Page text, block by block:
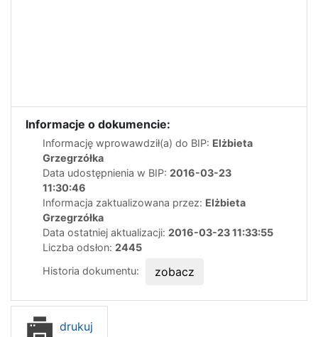
Informacje o dokumencie:
Informację wprowawdził(a) do BIP: Elżbieta
Grzegrzółka
Data udostępnienia w BIP: 2016-03-23
11:30:46
Informacja zaktualizowana przez: Elżbieta
Grzegrzółka
Data ostatniej aktualizacji: 2016-03-23 11:33:55
Liczba odsłon: 2445
Historia dokumentu:
zobacz
drukuj